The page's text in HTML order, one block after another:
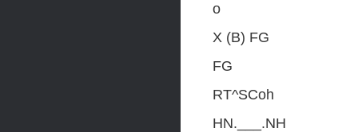
o
X (B) FG
FG
RT^SCoh
HN.___.NH